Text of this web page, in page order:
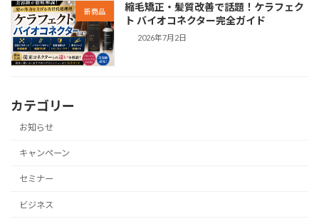
新商品
縮毛矯正・髪質改善で話題！ケラフェク
ト バイオコネクター完全ガイド
2026年7月2日
カテゴリー
お知らせ
キャンペーン
セミナー
ビジネス